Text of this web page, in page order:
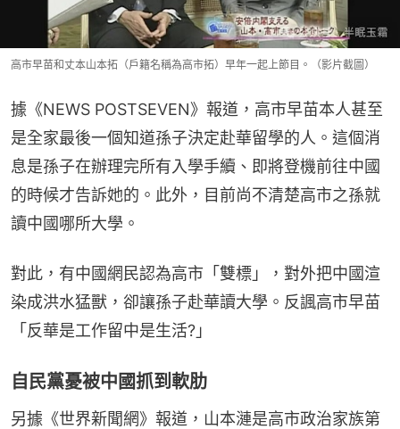
高市早苗和丈本山本拓（戶籍名稱為高市拓）早年一起上節目。（影片截圖）
據《NEWS POSTSEVEN》報道，高市早苗本人甚至
是全家最後一個知道孫子決定赴華留學的人。這個消
息是孫子在辦理完所有入學手續、即將登機前往中國
的時候才告訴她的。此外，目前尚不清楚高市之孫就
讀中國哪所大學。
對此，有中國網民認為高市「雙標」，對外把中國渲
染成洪水猛獸，卻讓孫子赴華讀大學。反諷高市早苗
「反華是工作留中是生活?」
自民黨憂被中國抓到軟肋
另據《世界新聞網》報道，山本漣是高市政治家族第